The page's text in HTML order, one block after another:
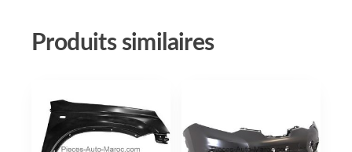
Produits similaires